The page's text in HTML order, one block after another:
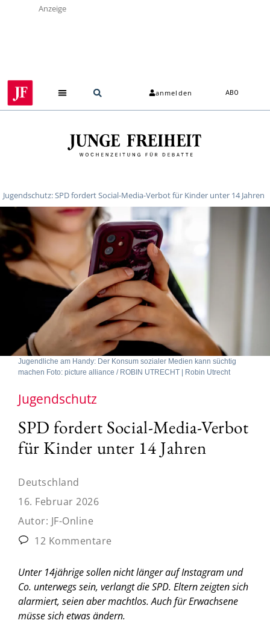
Anzeige
anmelden ABO
Jugendschutz: SPD fordert Social-Media-Verbot für Kinder unter 14 Jahren
Jugendliche am Handy: Der Konsum sozialer Medien kann süchtig
machen Foto: picture alliance / ROBIN UTRECHT | Robin Utrecht
Jugendschutz
SPD fordert Social-Media-Verbot
für Kinder unter 14 Jahren
Deutschland
16. Februar 2026
Autor: JF-Online
12 Kommentare
Unter 14jährige sollen nicht länger auf Instagram und
Co. unterwegs sein, verlangt die SPD. Eltern zeigten sich
alarmiert, seien aber machtlos. Auch für Erwachsene
müsse sich etwas ändern.